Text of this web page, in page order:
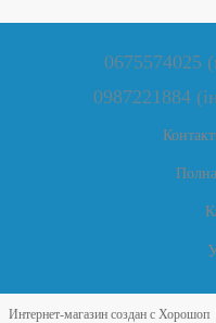
0675574025
0987221884
Интернет-магазин создан с Хорошоп